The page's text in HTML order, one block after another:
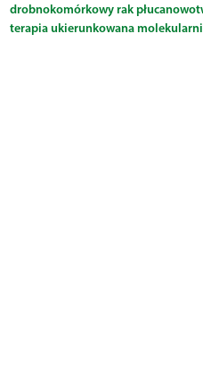
drobnokomórkowy rak płuca
terapia ukierunkowana